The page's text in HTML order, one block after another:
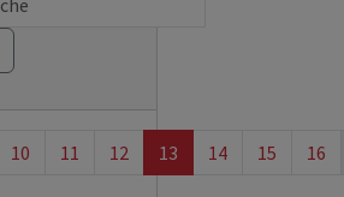
10 11 12 13 14 15 16